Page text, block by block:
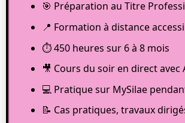
🎯 Préparation au Titre
📍 Formation à distance
⏱️ 450 heures sur 6 à 8 mois
🎥 Cours du soir en direct avec
💻 Pratique sur MySilae
📝 Cas pratiques, travaux